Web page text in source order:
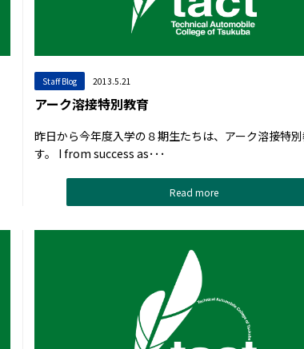
Staff Blog 2013.5.21
アーク溶接特別教育
昨日から今年度入学の８期生たちは、アーク溶接特
す。 I from success as･･･
Read more